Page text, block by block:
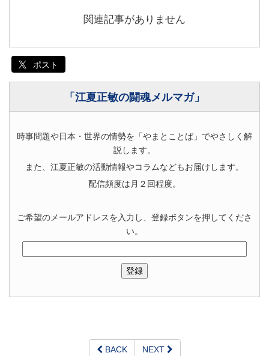
関連記事がありません
ポスト
「江夏正敏の闘魂メルマガ」
時事問題や日本・世界の情勢を「やまとことば」でやさしく解
説します。
また、江夏正敏の活動情報やコラムなどもお届けします。
配信頻度は月２回程度。
ご希望のメールアドレスを入力し、登録ボタンを押してくださ
い。
BACK NEXT